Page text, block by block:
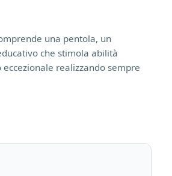
una pentola, un
che stimola abilità
realizzando sempre